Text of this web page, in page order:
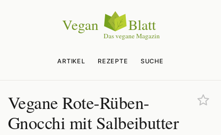
ARTIKEL REZEPTE SUCHE
Vegane Rote-Rüben-
Gnocchi mit Salbeibutter